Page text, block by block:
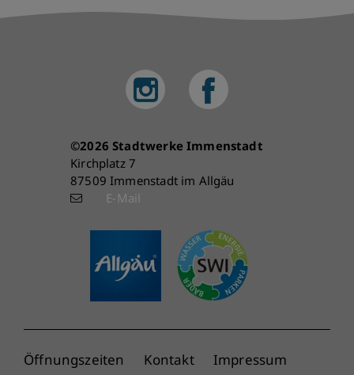
Die Stadtwerke Immenstadt
Betriebszweigen
Trinkwasserversorgung,
Abwasser, Bäder,
Fernwärmeversorgung und
©2026 Stadtwerke Immenstadt
Kirchplatz 7
87509 Immenstadt im Allgäu
E-Mail
Öffnungszeiten Kontakt Impressum